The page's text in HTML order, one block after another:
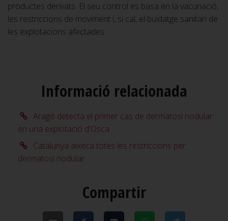
productes derivats. El seu control es basa en la vacunació,
les restriccions de moviment i, si cal, el buidatge sanitari de
les explotacions afectades.
Informació relacionada
Aragó detecta el primer cas de dermatosi nodular
en una explotació d'Osca
Catalunya aixeca totes les restriccions per
dermatosi nodular
Compartir